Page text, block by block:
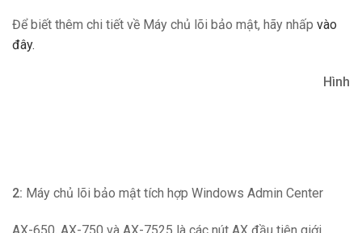
Để biết thêm chi tiết về Máy chủ lõi bảo mật, hãy nhấp vào
đây.
Hình
2: Máy chủ lõi bảo mật tích hợp Windows Admin Center